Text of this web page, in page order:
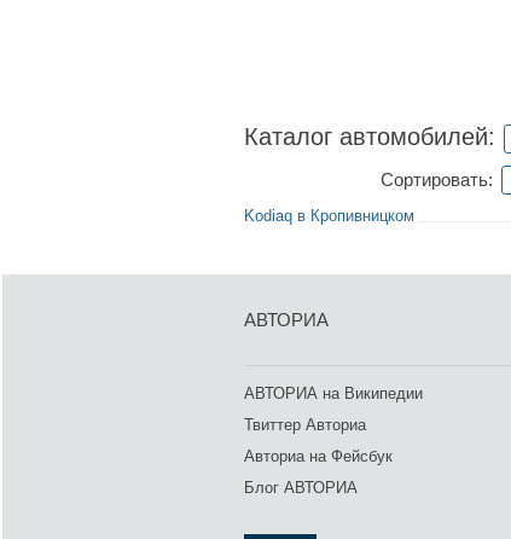
Каталог автомобилей:
Сортировать:
Kodiaq в Кропивницком
АВТОРИА
АВТОРИА на Википедии
Твиттер Авториа
Авториа на Фейсбук
Блог АВТОРИА